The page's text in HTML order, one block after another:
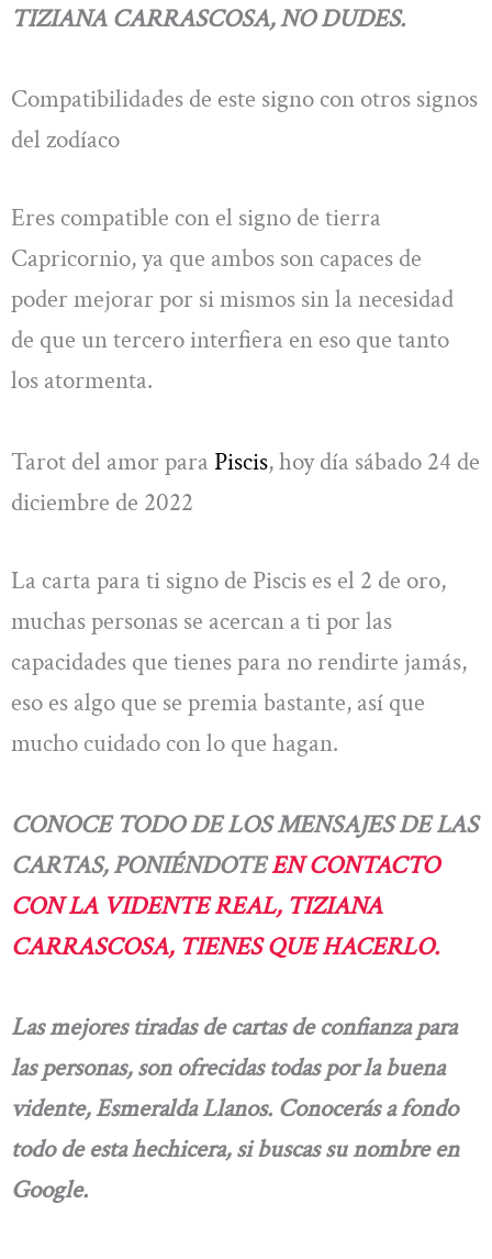
TIZIANA CARRASCOSA, NO DUDES.
Compatibilidades de este signo con otros signos
del zodíaco
Eres compatible con el signo de tierra
Capricornio, ya que ambos son capaces de
poder mejorar por si mismos sin la necesidad
de que un tercero interfiera en eso que tanto
los atormenta.
Tarot del amor para Piscis, hoy día sábado 24 de
diciembre de 2022
La carta para ti signo de Piscis es el 2 de oro,
muchas personas se acercan a ti por las
capacidades que tienes para no rendirte jamás,
eso es algo que se premia bastante, así que
mucho cuidado con lo que hagan.
CONOCE TODO DE LOS MENSAJES DE LAS
CARTAS, PONIÉNDOTEEN CONTACTO
CON LA VIDENTE REAL, TIZIANA
CARRASCOSA, TIENES QUE HACERLO.
Las mejores tiradas de cartas de confianza para
las personas, son ofrecidas todas por la buena
vidente, Esmeralda Llanos. Conocerás a fondo
todo de esta hechicera, si buscas su nombre en
Google.